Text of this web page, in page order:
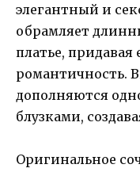
элегантный и
обрамляет
платье,
романтичность.
дополняются
блузками,
Оригинальное